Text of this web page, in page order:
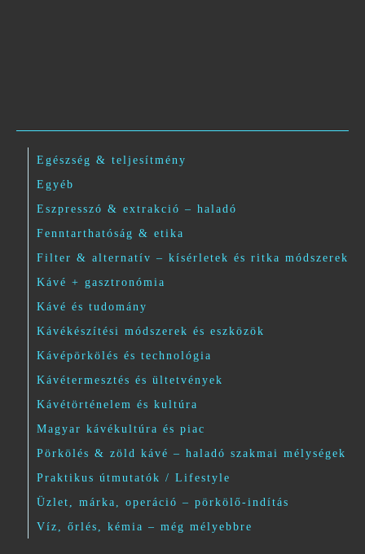
Egészség & teljesítmény
Egyéb
Eszpresszó & extrakció – haladó
Fenntarthatóság & etika
Filter & alternatív – kísérletek és ritka módszerek
Kávé + gasztronómia
Kávé és tudomány
Kávékészítési módszerek és eszközök
Kávépörkölés és technológia
Kávétermesztés és ültetvények
Kávétörténelem és kultúra
Magyar kávékultúra és piac
Pörkölés & zöld kávé – haladó szakmai mélységek
Praktikus útmutatók / Lifestyle
Üzlet, márka, operáció – pörkölő-indítás
Víz, őrlés, kémia – még mélyebbre